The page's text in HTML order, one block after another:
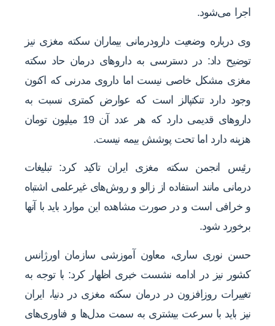
اجرا می‌شود.
وی درباره وضعیت دارودرمانی بیماران سکته مغزی نیز
توضیح داد: در دسترسی به داروهای درمان حاد سکته
مغزی مشکل خاصی نیست اما داروی مدرنی که اکنون
وجود دارد تنکتپالز است که عوارض کمتری نسبت به
داروهای قدیمی دارد که هر عدد آن 19 میلیون تومان
هزینه دارد اما تحت پوشش بیمه نیست.
رئیس انجمن سکته مغزی ایران تاکید کرد: تبلیغات
درمانی مانند استفاده از زالو و روش‌های غیرعلمی اشتباه
و خرافی است و در صورت مشاهده این موارد باید با آنها
برخورد شود.
حسن نوری ساری، معاون آموزشی سازمان اورژانس
کشور نیز در ادامه نشست خبری اظهار کرد: با توجه به
تغییرات روزافزون در درمان سکته مغزی در دنیا، ایران
نیز باید با سرعت بیشتری به سمت مدل‌ها و فناوری‌های